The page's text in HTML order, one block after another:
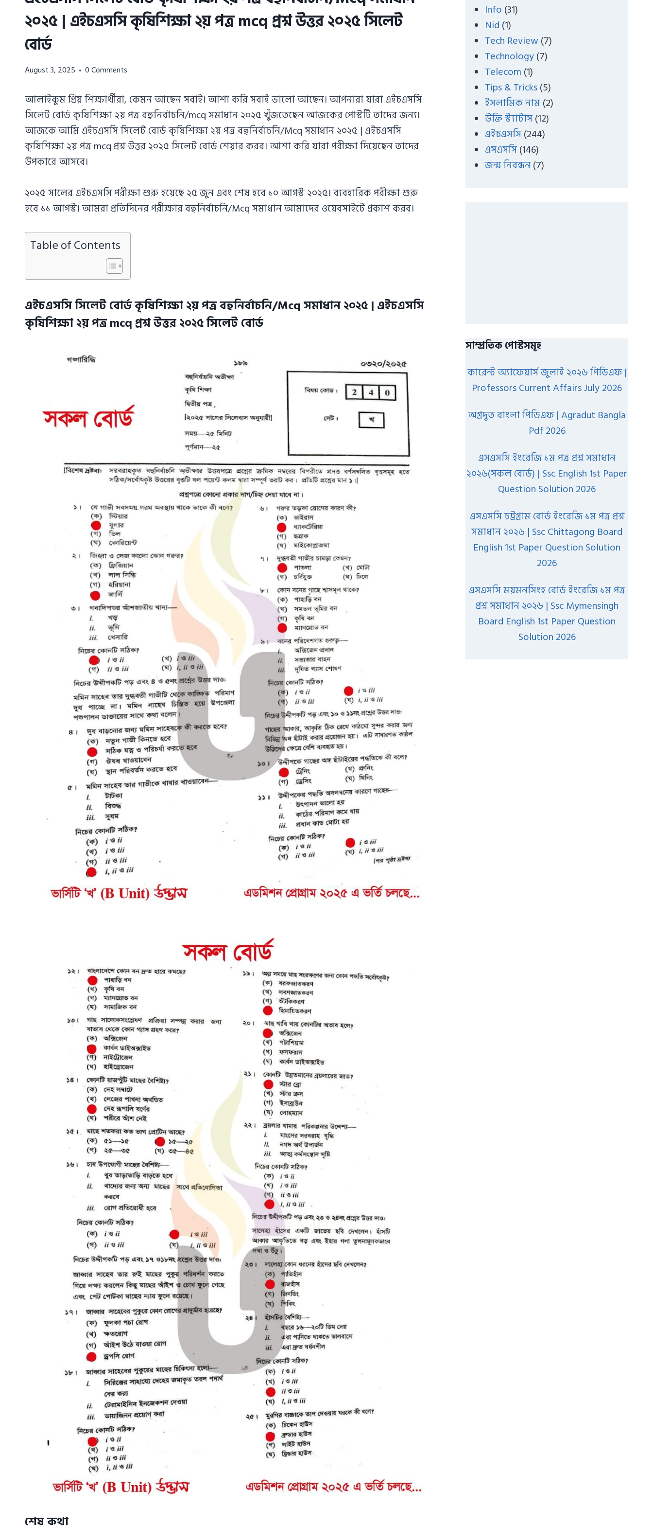
২০২৫ | এইচএসসি কৃষিশিক্ষা ২য় পত্র mcq প্রশ্ন উত্তর ২০২৫ সিলেট
বোর্ড
Azizul
Azizul
Haque
August 3, 2025 0 Comments
আলাইকুম প্রিয় শিক্ষার্থীরা, কেমন আছেন সবাই। আশা করি সবাই ভালো আছেন। আপনারা যারা এইচএসসি
সিলেট বোর্ড কৃষিশিক্ষা ২য় পত্র বহুনির্বাচনি/mcq সমাধান ২০২৫ খুঁজতেছেন আজকের পোস্টটি তাদের জন্য।
আজকে আমি এইচএসসি সিলেট বোর্ড কৃষিশিক্ষা ২য় পত্র বহুনির্বাচনি/Mcq সমাধান ২০২৫ | এইচএসসি
কৃষিশিক্ষা ২য় পত্র mcq প্রশ্ন উত্তর ২০২৫ সিলেট বোর্ড শেয়ার করব। আশা করি যারা পরীক্ষা দিয়েছেন তাদের
উপকারে আসবে।
২০২৫ সালের এইচএসসি পরীক্ষা শুরু হয়েছে ২৫ জুন এবং শেষ হবে ১০ আগস্ট ২০২৫। ব্যবহারিক পরীক্ষা শুরু
হবে ১১ আগস্ট। আমরা প্রতিদিনের পরীক্ষার বহুনির্বাচনি/Mcq সমাধান আমাদের ওয়েবসাইটে প্রকাশ করব।
Table of Contents
এইচএসসি সিলেট বোর্ড কৃষিশিক্ষা ২য় পত্র বহুনির্বাচনি/Mcq সমাধান ২০২৫ | এইচএসসি
কৃষিশিক্ষা ২য় পত্র mcq প্রশ্ন উত্তর ২০২৫ সিলেট বোর্ড
Info (31)
Nid (1)
Tech Review(7)
Technology(7)
Telecom (1)
Tips & Tricks(5)
ইসলামিক নাম(2)
উক্তি স্ট্যাটাস(12)
এইচএসসি(244)
এসএসসি(146)
জন্ম নিবন্ধন(7)
সাম্প্রতিক পোস্টসমূহ
কারেন্ট অ্যাফেয়ার্স জুলাই ২০২৬ পিডিএফ |
Professors Current Affairs July 2026
অগ্রদূত বাংলা পিডিএফ | Agradut Bangla
Pdf 2026
এসএসসি ইংরেজি ১ম পত্র প্রশ্ন সমাধান
২০২৬(সকল বোর্ড) | Ssc English 1st Paper
Question Solution 2026
এসএসসি চট্রগ্রাম বোর্ড ইংরেজি ১ম পত্র প্রশ্ন
সমাধান ২০২৬ | Ssc Chittagong Board
English 1st Paper Question Solution
2026
এসএসসি ময়মনসিংহ বোর্ড ইংরেজি ১ম পত্র
প্রশ্ন সমাধান ২০২৬ | Ssc Mymensingh
Board English 1st Paper Question
Solution 2026